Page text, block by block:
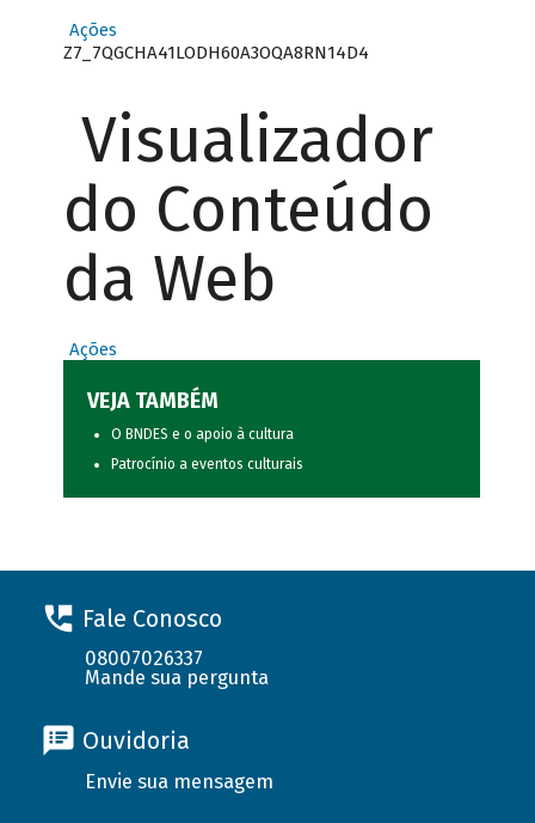
Ações
Z7_7QGCHA41LODH60A3OQA8RN14D4
Visualizador
do Conteúdo
da Web
Ações
VEJA TAMBÉM
O BNDES e o apoio à cultura
Patrocínio a eventos culturais
Fale Conosco
08007026337
Mande sua pergunta
Ouvidoria
Envie sua mensagem